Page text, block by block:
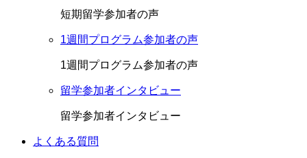
短期留学参加者の声
1週間プログラム参加者の声
1週間プログラム参加者の声
留学参加者インタビュー
留学参加者インタビュー
よくある質問